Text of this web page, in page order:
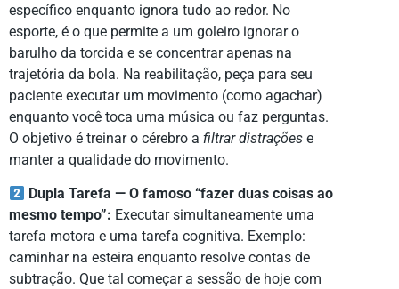
específico enquanto ignora tudo ao redor. No
esporte, é o que permite a um goleiro ignorar o
barulho da torcida e se concentrar apenas na
trajetória da bola. Na reabilitação, peça para seu
paciente executar um movimento (como agachar)
enquanto você toca uma música ou faz perguntas.
O objetivo é treinar o cérebro a filtrar distrações e
manter a qualidade do movimento.
Dupla Tarefa — O famoso “fazer duas coisas ao
mesmo tempo”: Executar simultaneamente uma
tarefa motora e uma tarefa cognitiva. Exemplo:
caminhar na esteira enquanto resolve contas de
subtração. Que tal começar a sessão de hoje com